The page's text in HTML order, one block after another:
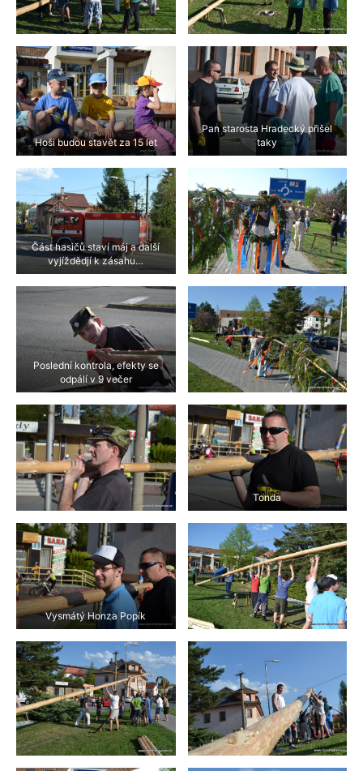
Hoši budou stavět za 15 let
Pan starosta Hradecký přišel
taky
Část hasičů staví máj a další
vyjíždědjí k zásahu…
Poslední kontrola, efekty se
odpálí v 9 večer
Tonda
Vysmátý Honza Popík